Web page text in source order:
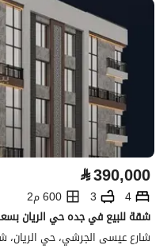
⃁390,000
4
3
600 م2
شقة للبيع في جده حي الريان
شارع عيسى الجرشي، حي الريان،